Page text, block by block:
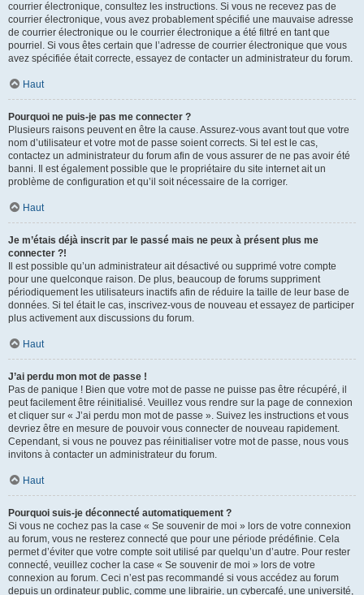
courrier électronique, consultez les instructions. Si vous ne recevez pas de
courrier électronique, vous avez probablement spécifié une mauvaise adresse
de courrier électronique ou le courrier électronique a été filtré en tant que
pourriel. Si vous êtes certain que l’adresse de courrier électronique que vous
avez spécifiée était correcte, essayez de contacter un administrateur du forum.
Haut
Pourquoi ne puis-je pas me connecter ?
Plusieurs raisons peuvent en être la cause. Assurez-vous avant tout que votre
nom d’utilisateur et votre mot de passe soient corrects. Si tel est le cas,
contactez un administrateur du forum afin de vous assurer de ne pas avoir été
banni. Il est également possible que le propriétaire du site internet ait un
problème de configuration et qu’il soit nécessaire de la corriger.
Haut
Je m’étais déjà inscrit par le passé mais ne peux à présent plus me
connecter ?!
Il est possible qu’un administrateur ait désactivé ou supprimé votre compte
pour une quelconque raison. De plus, beaucoup de forums suppriment
périodiquement les utilisateurs inactifs afin de réduire la taille de leur base de
données. Si tel était le cas, inscrivez-vous de nouveau et essayez de participer
plus activement aux discussions du forum.
Haut
J’ai perdu mon mot de passe !
Pas de panique ! Bien que votre mot de passe ne puisse pas être récupéré, il
peut facilement être réinitialisé. Veuillez vous rendre sur la page de connexion
et cliquer sur « J’ai perdu mon mot de passe ». Suivez les instructions et vous
devriez être en mesure de pouvoir vous connecter de nouveau rapidement.
Cependant, si vous ne pouvez pas réinitialiser votre mot de passe, nous vous
invitons à contacter un administrateur du forum.
Haut
Pourquoi suis-je déconnecté automatiquement ?
Si vous ne cochez pas la case « Se souvenir de moi » lors de votre connexion
au forum, vous ne resterez connecté que pour une période prédéfinie. Cela
permet d’éviter que votre compte soit utilisé par quelqu’un d’autre. Pour rester
connecté, veuillez cocher la case « Se souvenir de moi » lors de votre
connexion au forum. Ceci n’est pas recommandé si vous accédez au forum
depuis un ordinateur public, comme une librairie, un cybercafé, une université,